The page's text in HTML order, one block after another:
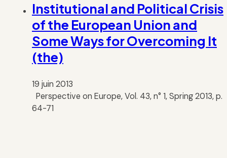
Institutional and Political Crisis
of the European Union and
Some Ways for Overcoming It
(the)
19 juin 2013
Perspective on Europe, Vol. 43, n° 1, Spring 2013, p.
64-71